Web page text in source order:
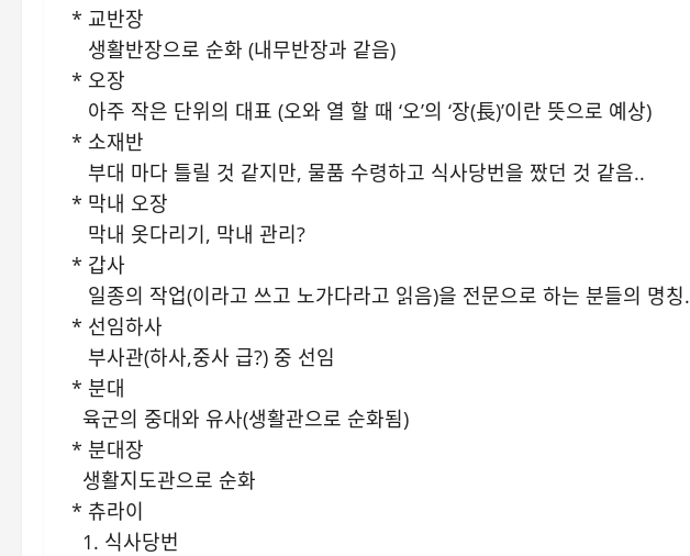
* 교반장
생활반장으로 순화 (내무반장과 같음)
* 오장
아주 작은 단위의 대표 (오와 열 할 때 ‘오’의 ‘장(長)’이란 뜻으로 예상)
* 소재반
부대 마다 틀릴 것 같지만, 물품 수령하고 식사당번을 짰던 것 같음..
* 막내 오장
막내 옷다리기, 막내 관리?
* 갑사
일종의 작업(이라고 쓰고 노가다라고 읽음)을 전문으로 하는 분들의 명칭.
* 선임하사
부사관(하사,중사 급?) 중 선임
* 분대
육군의 중대와 유사(생활관으로 순화됨)
* 분대장
생활지도관으로 순화
* 츄라이
1. 식사당번